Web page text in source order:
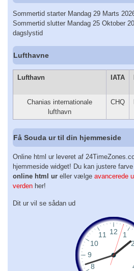
Sommertid starter Mandag 29 Marts
Sommertid slutter Mandag 25 Oktober
dagslystid
Lufthavne
Lufthavn IATA
Chanias internationale
lufthavn
CHQ
Få Souda ur til din hjemmeside
Online html ur leveret af
hjemmeside widget! Du kan justere
online html ur eller vælge avancerede
verden her!
Dit ur vil se sådan ud